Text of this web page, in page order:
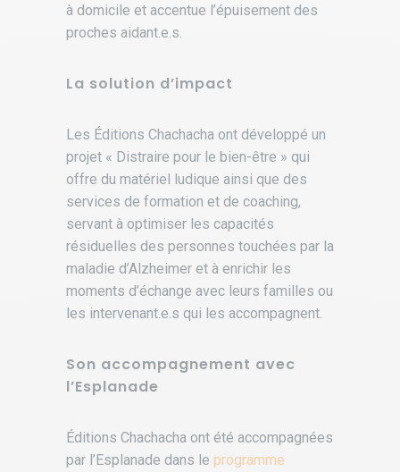
à domicile et accentue l’épuisement des
proches aidant.e.s.
La solution d’impact
Les Éditions Chachacha ont développé un
projet « Distraire pour le bien-être » qui
offre du matériel ludique ainsi que des
services de formation et de coaching,
servant à optimiser les capacités
résiduelles des personnes touchées par la
maladie d’Alzheimer et à enrichir les
moments d’échange avec leurs familles ou
les intervenant.e.s qui les accompagnent.
Son accompagnement avec
l’Esplanade
Éditions Chachacha ont été accompagnées
par l’Esplanade dans le programme